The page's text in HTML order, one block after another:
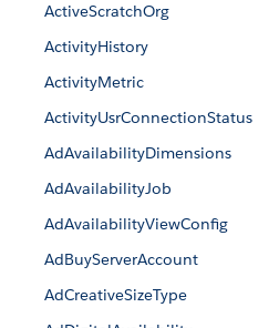
ActiveScratchOrg
ActivityHistory
ActivityMetric
ActivityUsrConnectionStatus
AdAvailabilityDimensions
AdAvailabilityJob
AdAvailabilityViewConfig
AdBuyServerAccount
AdCreativeSizeType